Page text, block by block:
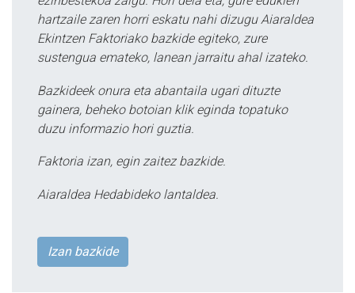
hartzaile zaren horri eskatu nahi dizugu Aiaraldea
Ekintzen Faktoriako bazkide egiteko, zure
sustengua emateko, lanean jarraitu ahal izateko.
Bazkideek onura eta abantaila ugari dituzte
gainera, beheko botoian klik eginda topatuko
duzu informazio hori guztia.
Faktoria izan, egin zaitez bazkide.
Aiaraldea Hedabideko lantaldea.
Izan bazkide